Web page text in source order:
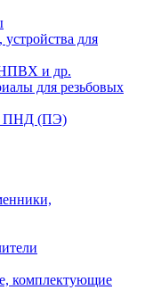
для
и др.
для резьбовых
ПНД (ПЭ)
комплектующие